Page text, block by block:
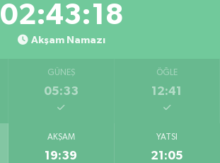
02:43:17
Akşam Namazı
GÜNEŞ
05:33
ÖĞLE
12:41
AKŞAM
19:39
YATSI
21:05